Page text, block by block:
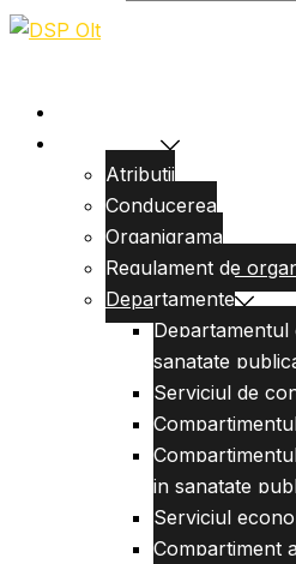
Atributii
Conducerea
Organigrama
Regulament de
Departamente
sanatate
Serviciul de
in sanatate
Serviciul
Compartiment